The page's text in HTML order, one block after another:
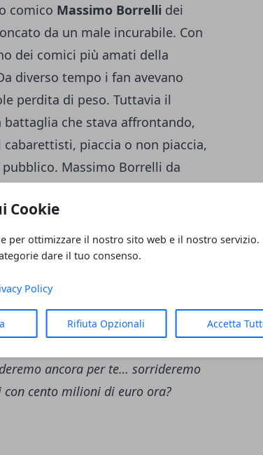
Cookie
per ottimizzare il nostro sito web e il nostro servizio.
dare il tuo consenso.
Policy
Rifiuta Opzionali Accetta
comico Massimo Borrelli dei
da un male incurabile. Con
dei comici più amati della
diverso tempo i fan avevano
perdita di peso. Tuttavia il
che stava affrontando,
piaccia o non piaccia,
Massimo Borrelli da
riuscendo a vincere con
nel 2007. Decibel Bellini, il
tra i primi a dare il triste
sua pagina Facebook:
piangere senza sosta. Non ci
Duo:
"Questa mattina troppo
una scrittura da un un
ancora per te… sorrideremo
con cento milioni di euro ora?